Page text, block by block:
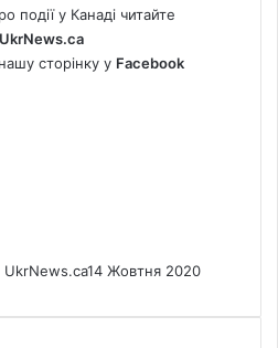
події у Канаді читайте
UkrNews.ca
сторінку у Facebook
UkrNews.ca14 Жовтня 2020